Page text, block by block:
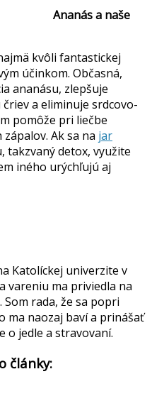
Ananás a naše
kvôli fantastickej
účinkom. Občasná,
ananásu, zlepšuje
a eliminuje srdcovo-
pomôže pri liečbe
Ak sa na jar
takzvaný detox, využite
iného urýchľujú aj
Katolíckej univerzite v
vareniu ma priviedla na
rada, že sa popri
ma naozaj baví a prinášať
o jedle a stravovaní.
články: